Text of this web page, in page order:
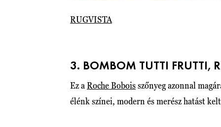
RUGVISTA
3. BOMBOM TUTTI FRUTTI,
Ez aRoche Boboisszőnyeg azonnal
élénk színei, modern és merész hatást